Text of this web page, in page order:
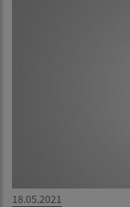
18.05.2021